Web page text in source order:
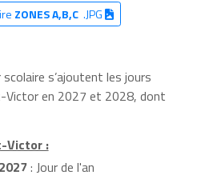
ZONES A,B,C.JPG
s’ajoutent les jours
Victor en 2027 et 2028, dont
Victor :
: Jour de l'an